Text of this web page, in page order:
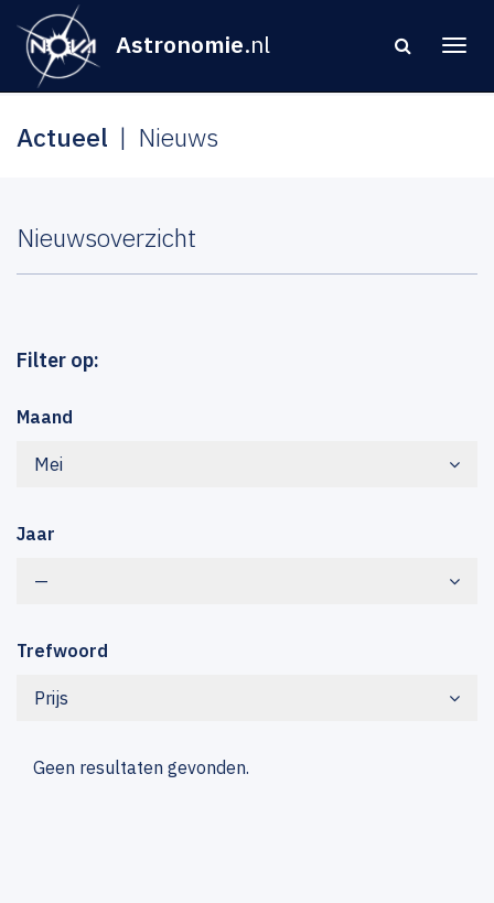
Astronomie.nl
Actueel Nieuws
Nieuwsoverzicht
Filter op:
Maand
Mei
Jaar
—
Trefwoord
Prijs
Geen resultaten gevonden.